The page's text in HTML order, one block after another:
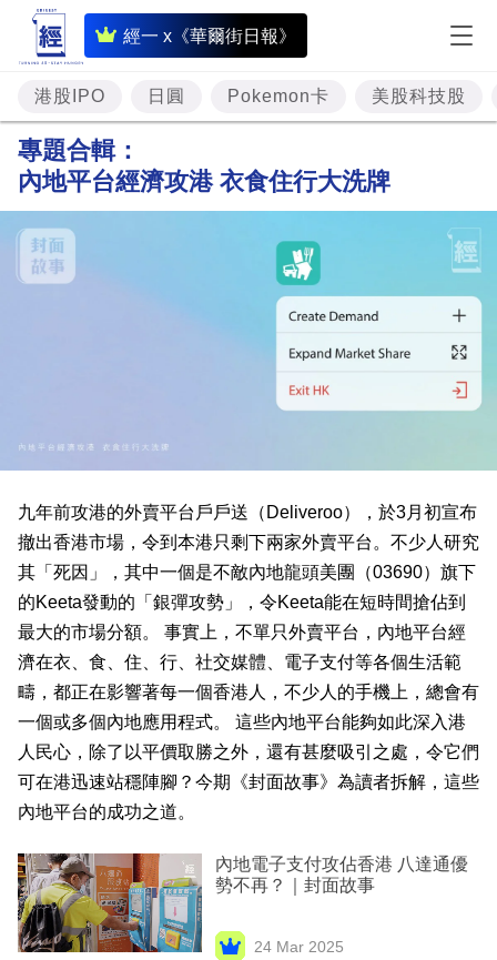
經一 x《華爾街日報》
即
時
財
經
專
業
科
技
職
場
生
活
時
事
專
欄
訂
港股IPO 日圓 Pokemon卡 美股科技股
專題合輯：
內地平台經濟攻港 衣食住行大洗牌
九年前攻港的外賣平台戶戶送（Deliveroo），於3月初宣布
撤出香港市場，令到本港只剩下兩家外賣平台。不少人研究
其「死因」，其中一個是不敵內地龍頭美團（03690）旗下
的Keeta發動的「銀彈攻勢」，令Keeta能在短時間搶佔到
最大的市場分額。 事實上，不單只外賣平台，內地平台經
濟在衣、食、住、行、社交媒體、電子支付等各個生活範
疇，都正在影響著每一個香港人，不少人的手機上，總會有
一個或多個內地應用程式。 這些內地平台能夠如此深入港
人民心，除了以平價取勝之外，還有甚麼吸引之處，令它們
可在港迅速站穩陣腳？今期《封面故事》為讀者拆解，這些
內地平台的成功之道。
內地電子支付攻佔香港 八達通優
勢不再？｜封面故事
24 Mar 2025